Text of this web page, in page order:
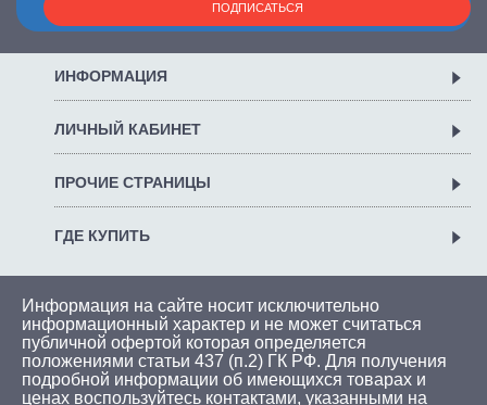
ПОДПИСАТЬСЯ
ИНФОРМАЦИЯ
ЛИЧНЫЙ КАБИНЕТ
ПРОЧИЕ СТРАНИЦЫ
ГДЕ КУПИТЬ
Информация на сайте носит исключительно
информационный характер и не может считаться
публичной офертой которая определяется
положениями статьи 437 (п.2) ГК РФ. Для получения
подробной информации об имеющихся товарах и
ценах воспользуйтесь контактами, указанными на